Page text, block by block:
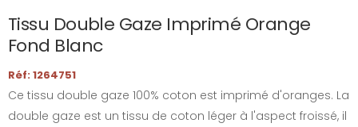
Tissu Double Gaze Imprimé Orange
Fond Blanc
Réf: 1264751
Ce tissu double gaze 100% coton est imprimé d'oranges. La
double gaze est un tissu de coton léger à l'aspect froissé, il